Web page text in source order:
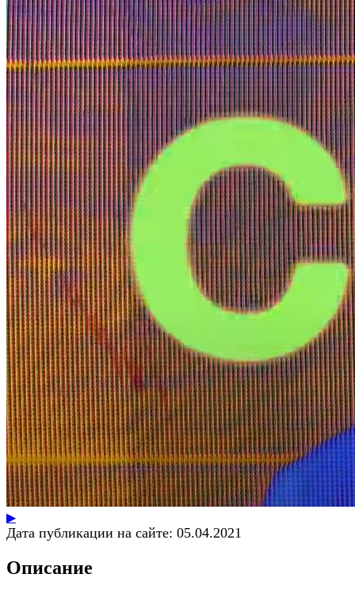
▶
Дата публикации на сайте: 05.04.2021
Описание